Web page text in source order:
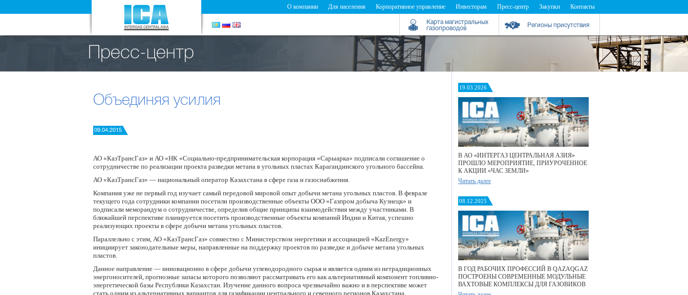
О компании Для населения Корпоративное управление Инвесторам Пресс-центр Закупки Контакты
Карта магистральных
газопроводов
Регионы присутствия
Пресс-центр
Объединяя усилия
09.04.2015
АО «КазТрансГаз» и АО «НК «Социально-предпринимательская корпорация «Сарыарка» подписали соглашение о
сотрудничестве по реализации проекта разведки метана в угольных пластах Карагандинского угольного бассейна.
АО «КазТрансГаз» — национальный оператор Казахстана в сфере газа и газоснабжения.
Компания уже не первый год изучает самый передовой мировой опыт добычи метана угольных пластов. В феврале
текущего года сотрудники компании посетили производственные объекты ООО «Газпром добыча Кузнецк» и
подписали меморандум о сотрудничестве, определив общие принципы взаимодействия между участниками. В
ближайшей перспективе планируется посетить производственные объекты компаний Индии и Китая, успешно
реализующих проекты в сфере добычи метана угольных пластов.
Параллельно с этим, АО «КазТрансГаз» совместно с Министерством энергетики и ассоциацией «KazEnergy»
инициирует законодательные меры, направленные на поддержку проектов по разведке и добыче метана угольных
пластов.
Данное направление — инновационно в сфере добычи углеводородного сырья и является одним из нетрадиционных
энергоносителей, прогнозные запасы которого позволяют рассматривать его как альтернативный компонент топливно-
энергетической базы Республики Казахстан. Изучение данного вопроса чрезвычайно важно и в перспективе может
стать одним из альтернативных вариантов для газификации центрального и северного регионов Казахстана.
19.03.2026
В АО «ИНТЕРГАЗ ЦЕНТРАЛЬНАЯ АЗИЯ»
ПРОШЛО МЕРОПРИЯТИЕ, ПРИУРОЧЕННОЕ
К АКЦИИ «ЧАС ЗЕМЛИ»
Читать далее
08.12.2025
В ГОД РАБОЧИХ ПРОФЕССИЙ В QAZAQGAZ
ПОСТРОЕНЫ СОВРЕМЕННЫЕ МОДУЛЬНЫЕ
ВАХТОВЫЕ КОМПЛЕКСЫ ДЛЯ ГАЗОВИКОВ